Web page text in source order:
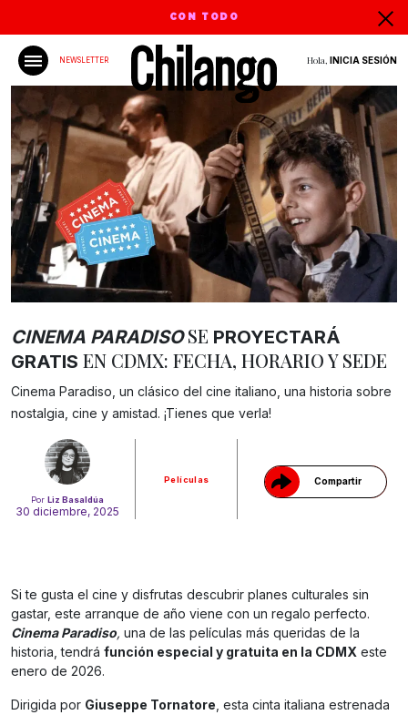
CON TODO
NEWSLETTER Hola, INICIA SESIÓN
Por Liz Basaldúa
30 diciembre, 2025
Películas Compartir
Gracias!
CINEMA PARADISO SE PROYECTARÁ
GRATIS EN CDMX: FECHA, HORARIO Y SEDE
Cinema Paradiso, un clásico del cine italiano, una historia sobre
nostalgia, cine y amistad. ¡Tienes que verla!
Si te gusta el cine y disfrutas descubrir planes culturales sin
gastar, este arranque de año viene con un regalo perfecto.
Cinema Paradiso, una de las películas más queridas de la
historia, tendrá función especial y gratuita en la CDMX este
enero de 2026.
Dirigida por Giuseppe Tornatore, esta cinta italiana estrenada